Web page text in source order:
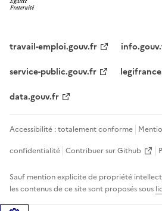
travail-emploi.gouv.fr
service-public.gouv.fr
data.gouv.fr
Accessibilité : totalement conforme
confidentialité Contribuer sur Github
Sauf mention explicite de propriété
les contenus de ce site sont proposés sous